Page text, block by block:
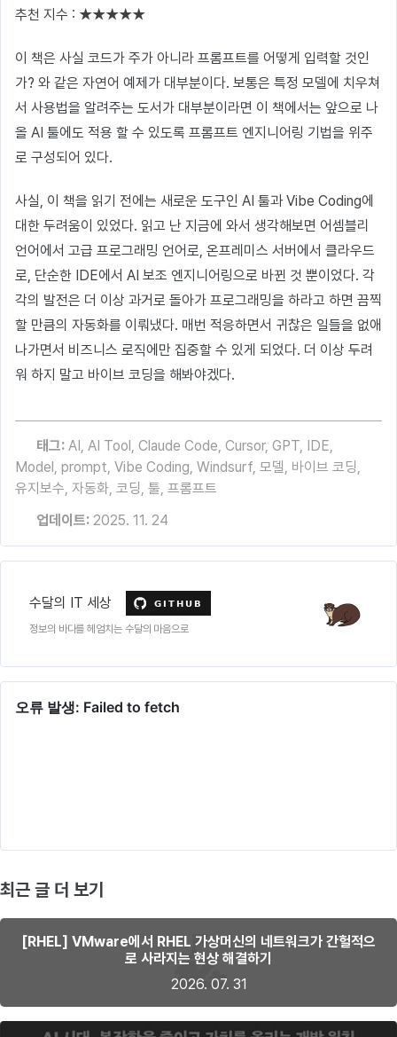
추천 지수 : ★★★★★
이 책은 사실 코드가 주가 아니라 프롬프트를 어떻게 입력할 것인
가? 와 같은 자연어 예제가 대부분이다. 보통은 특정 모델에 치우쳐
서 사용법을 알려주는 도서가 대부분이라면 이 책에서는 앞으로 나
올 AI 툴에도 적용 할 수 있도록 프롬프트 엔지니어링 기법을 위주
로 구성되어 있다.
사실, 이 책을 읽기 전에는 새로운 도구인 AI 툴과 Vibe Coding에
대한 두려움이 있었다. 읽고 난 지금에 와서 생각해보면 어셈블리
언어에서 고급 프로그래밍 언어로, 온프레미스 서버에서 클라우드
로, 단순한 IDE에서 AI 보조 엔지니어링으로 바뀐 것 뿐이었다. 각
각의 발전은 더 이상 과거로 돌아가 프로그래밍을 하라고 하면 끔찍
할 만큼의 자동화를 이뤄냈다. 매번 적응하면서 귀찮은 일들을 없애
나가면서 비즈니스 로직에만 집중할 수 있게 되었다. 더 이상 두려
워 하지 말고 바이브 코딩을 해봐야겠다.
태그: AI AI Tool Claude Code Cursor, GPT IDE
Model prompt Vibe Coding Windsurf 모델 바이브 코딩
유지보수 자동화 코딩 툴 프롬프트
업데이트: 2025. 11. 24
수달의 IT 세상
정보의 바다를 헤엄치는 수달의 마음으로
최근 글 더 보기
[RHEL] VMware에서 RHEL 가상머신의 네트워크가 간헐적으
로 사라지는 현상 해결하기
2026. 07. 31